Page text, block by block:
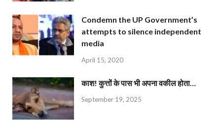
Condemn the UP Government’s
attempts to silence independent
media
April 15, 2020
काश! कुत्तों के पास भी अपना वकील होता…
September 19, 2025